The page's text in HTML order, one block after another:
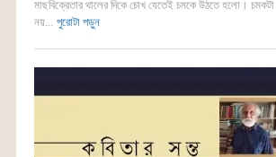
মাছবিক্রেতার থালের দিকে চোখ যেতেই চমকে উঠতে হলো।
নয়... পুরোটা পড়ুন